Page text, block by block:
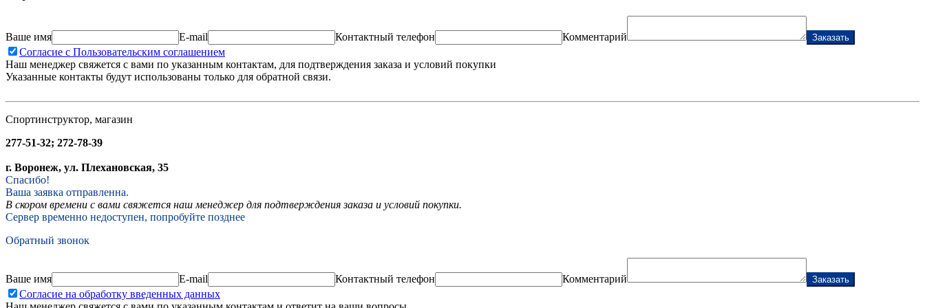
Ваше имя E-mail Контактный телефон Комментарий Заказать
Согласие с Пользовательским соглашением
Наш менеджер свяжется с вами по указанным контактам, для подтверждения заказа и условий покупки
Указанные контакты будут использованы только для обратной связи.
Спортинструктор, магазин
277-51-32; 272-78-39
г. Воронеж, ул. Плехановская, 35
Спасибо!
Ваша заявка отправленна.
В скором времени с вами свяжется наш менеджер для подтверждения заказа и условий покупки.
Сервер временно недоступен, попробуйте позднее
Обратный звонок
Ваше имя E-mail Контактный телефон Комментарий Заказать
Согласие на обработку введенных данных